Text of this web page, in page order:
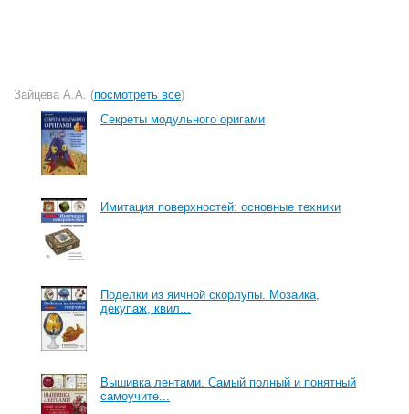
Зайцева А.А. (посмотреть все)
Секреты модульного оригами
Имитация поверхностей: основные техники
Поделки из яичной скорлупы. Мозаика,
декупаж, квил...
Вышивка лентами. Самый полный и понятный
самоучите...